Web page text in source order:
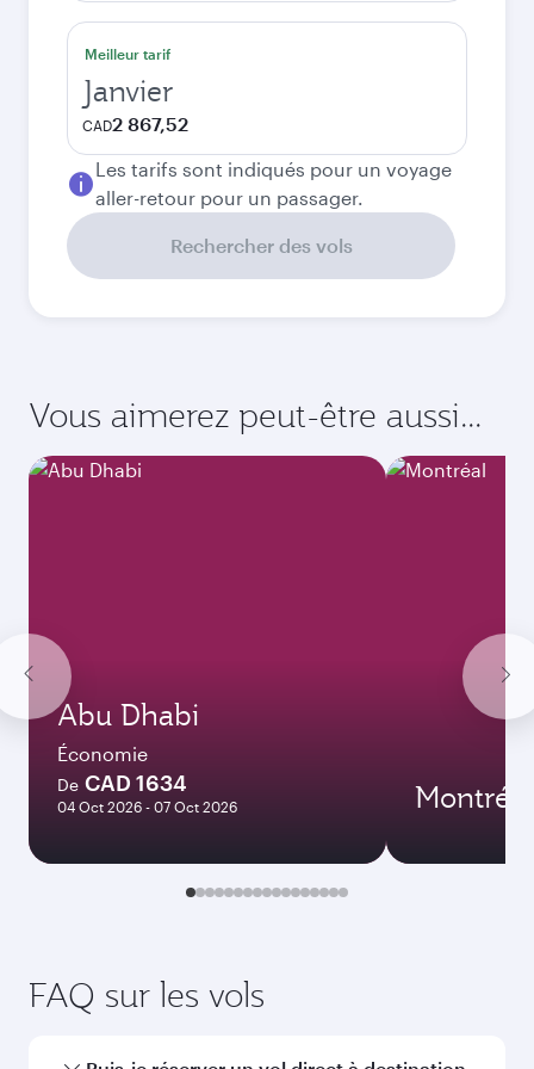
Meilleur tarif
Janvier
CAD2 867,52
Les tarifs sont indiqués pour un voyage
aller-retour pour un passager.
Rechercher des vols
Vous aimerez peut-être aussi...
Abu Dhabi
Économie
De CAD 1634
04 Oct 2026 - 07 Oct 2026 Montréal
FAQ sur les vols